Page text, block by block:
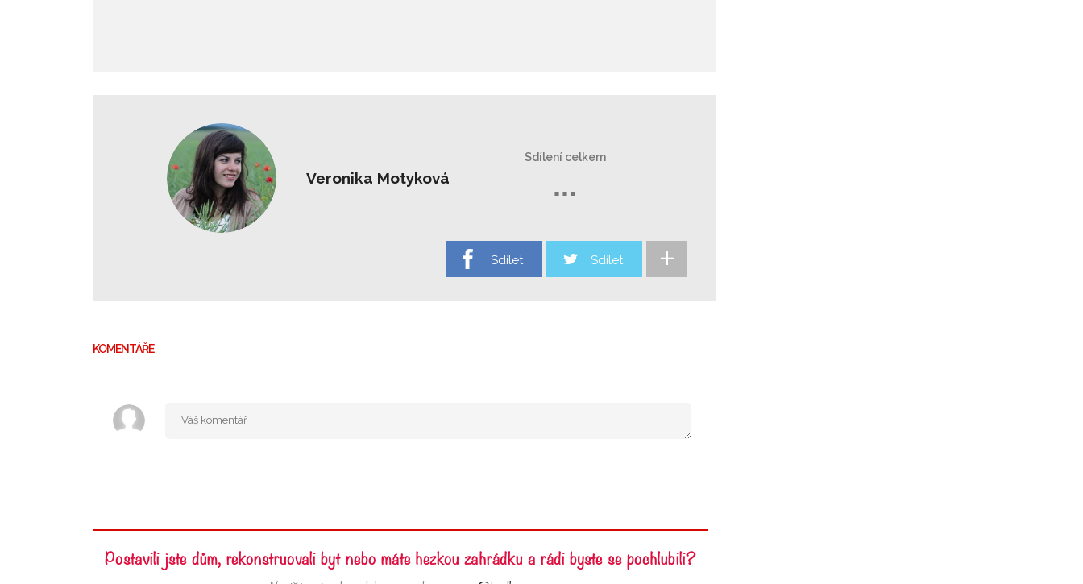
Veronika Motyková
Sdílení celkem
...
Sdílet Sdílet +
KOMENTÁŘE
Postavili jste dům, rekonstruovali byt nebo máte hezkou zahrádku a rádi byste se pochlubili?